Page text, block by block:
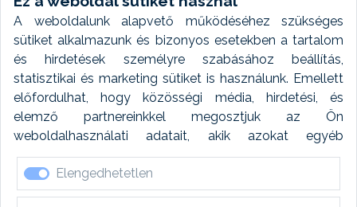
A weboldalunk alapvető működéséhez szükséges
sütiket alkalmazunk és bizonyos esetekben a tartalom
és hirdetések személyre szabásához beállítás,
statisztikai és marketing sütiket is használunk. Emellett
előfordulhat, hogy közösségi média, hirdetési, és
elemző partnereinkkel megosztjuk az Ön
weboldalhasználati adatait, akik azokat egyéb
forrásokból gyűjtött adatokkal kombinálhatják. A sütik
elfogadásával kapcsolatosan naplózást végzünk és
ezen adatokat 6 hónap után automatikusan töröljük. A
Elengedhetetlen
Fényképtár extra modul
Autómosó modul
Feladatütemezés